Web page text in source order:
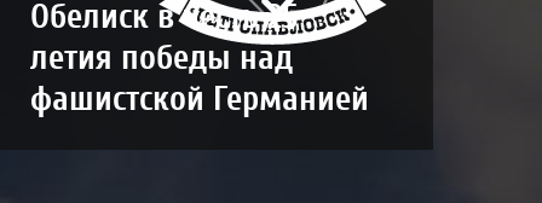
Обелиск в честь 25-
летия победы над
фашистской Германией